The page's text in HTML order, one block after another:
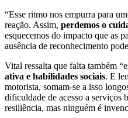
“Esse ritmo nos empurra para
reação. Assim, perdemos o
esquecemos do impacto que as
ausência de reconhecimento
Vital ressalta que falta também
ativa e habilidades sociais. E
motorista, somam-se a isso
dificuldade de acesso a serviços
resiliência, mas ninguém é